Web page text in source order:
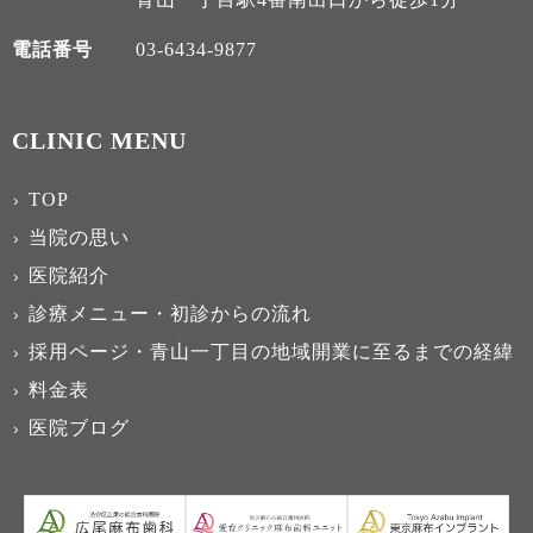
電話番号 03-6434-9877
CLINIC MENU
TOP
当院の思い
医院紹介
診療メニュー・初診からの流れ
採用ページ・青山一丁目の地域開業に至るまでの経緯
料金表
医院ブログ